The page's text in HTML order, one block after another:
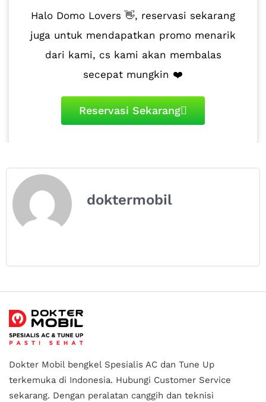
Halo Domo Lovers 👋, reservasi sekarang
juga untuk mendapatkan promo menarik
dari kami, cs kami akan membalas
secepat mungkin ❤️
Reservasi Sekarang
doktermobil
Dokter Mobil bengkel Spesialis AC dan Tune Up
terkemuka di Indonesia. Hubungi Customer Service
sekarang. Dengan peralatan canggih dan teknisi